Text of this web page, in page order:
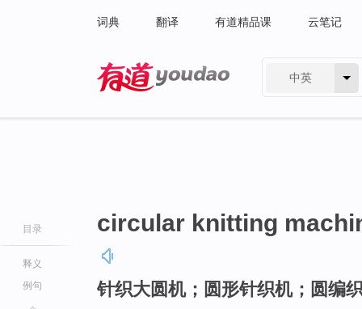
词典 翻译 有道精品课 云笔记
中英
目录
释义
例句
circular knitting
针织大圆机；圆形针织机；圆编